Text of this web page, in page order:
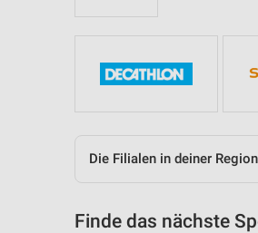
Die Filialen in deiner
Finde das nächste